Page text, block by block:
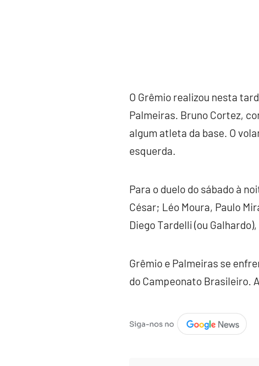
O Grêmio realizou nesta
Palmeiras. Bruno Cortez,
algum atleta da base. O
esquerda.
Para o duelo do sábado à
César; Léo Moura, Paulo
Diego Tardelli (ou
Grêmio e Palmeiras se
do Campeonato Brasileiro.